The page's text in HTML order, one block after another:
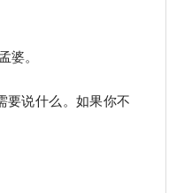
婆。
要说什么。如果你不